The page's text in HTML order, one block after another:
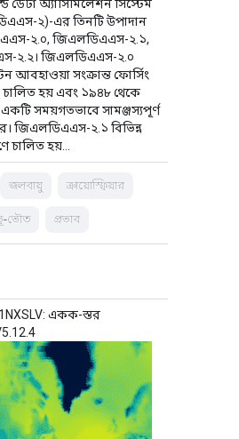
ডেটা অ্যাসিমিলেশন সিস্টেম
২)-এর তিনটি উপাদান
২.০, জিএলডিএএস-২.১,
২.২। জিএলডিএএস-২.০
আবহাওয়া সংক্রান্ত ফোর্সিং
চালিত হয় এবং ১৯৪৮ থেকে
সময়গতভাবে সামঞ্জস্যপূর্ণ
জিএলডিএএস-২.১ বিভিন্ন
চালিত হয়…
জলবায়ু ক্রায়োস্ফিয়ার
ভৌত প্রভাব
একক-স্তর